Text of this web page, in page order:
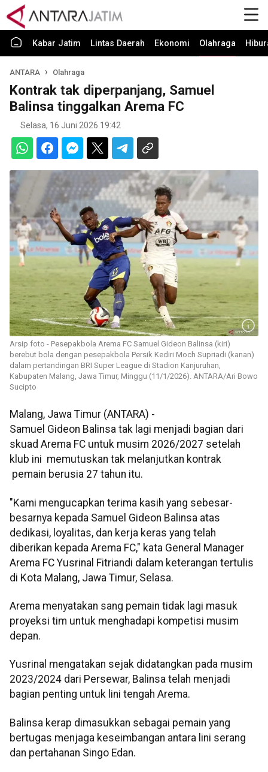
Kabar Jatim Lintas Daerah Ekonomi Olahraga
ANTARA Olahraga
Kontrak tak diperpanjang, Samuel
Balinsa tinggalkan Arema FC
Selasa, 16 Juni 2026 19:42
Arsip foto - Pesepakbola Arema FC Samuel Gideon Balinsa (kiri)
berebut bola dengan pesepakbola Persik Kediri Moch Supriadi (kanan)
dalam pertandingan BRI Super League di Stadion Kanjuruhan,
Kabupaten Malang, Jawa Timur, Minggu (11/1/2026). ANTARA/Ari Bowo
Sucipto
Malang, Jawa Timur (ANTARA) -
Samuel Gideon Balinsa tak lagi menjadi bagian dari
skuad Arema FC untuk musim 2026/2027 setelah
klub ini memutuskan tak melanjutkan kontrak
pemain berusia 27 tahun itu.
"Kami mengucapkan terima kasih yang sebesar-
besarnya kepada Samuel Gideon Balinsa atas
dedikasi, loyalitas, dan kerja keras yang telah
diberikan kepada Arema FC," kata General Manager
Arema FC Yusrinal Fitriandi dalam keterangan tertulis
di Kota Malang, Jawa Timur, Selasa.
Arema menyatakan sang pemain tidak lagi masuk
proyeksi tim untuk menghadapi kompetisi musim
depan.
Yusrinal mengatakan sejak didatangkan pada musim
2023/2024 dari Persewar, Balinsa telah menjadi
bagian penting untuk lini tengah Arema.
Balinsa kerap dimasukkan sebagai pemain yang
bertugas menjaga keseimbangan antara lini serang
dan pertahanan Singo Edan.